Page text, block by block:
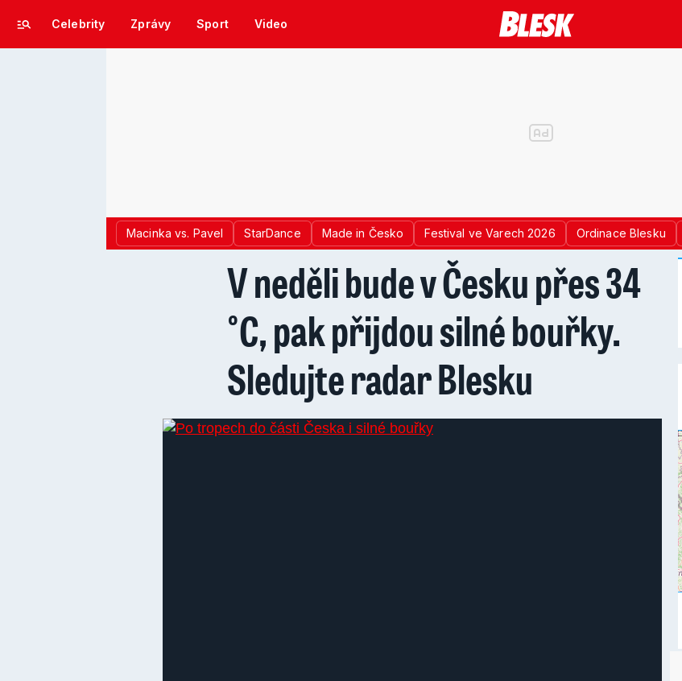
Celebrity Zprávy Sport Video
Macinka vs. Pavel StarDance Made in Česko Festival ve Varech 2026 Ordinace Blesku
V neděli bude v Česku přes 34
°C, pak přijdou silné bouřky.
Sledujte radar Blesku